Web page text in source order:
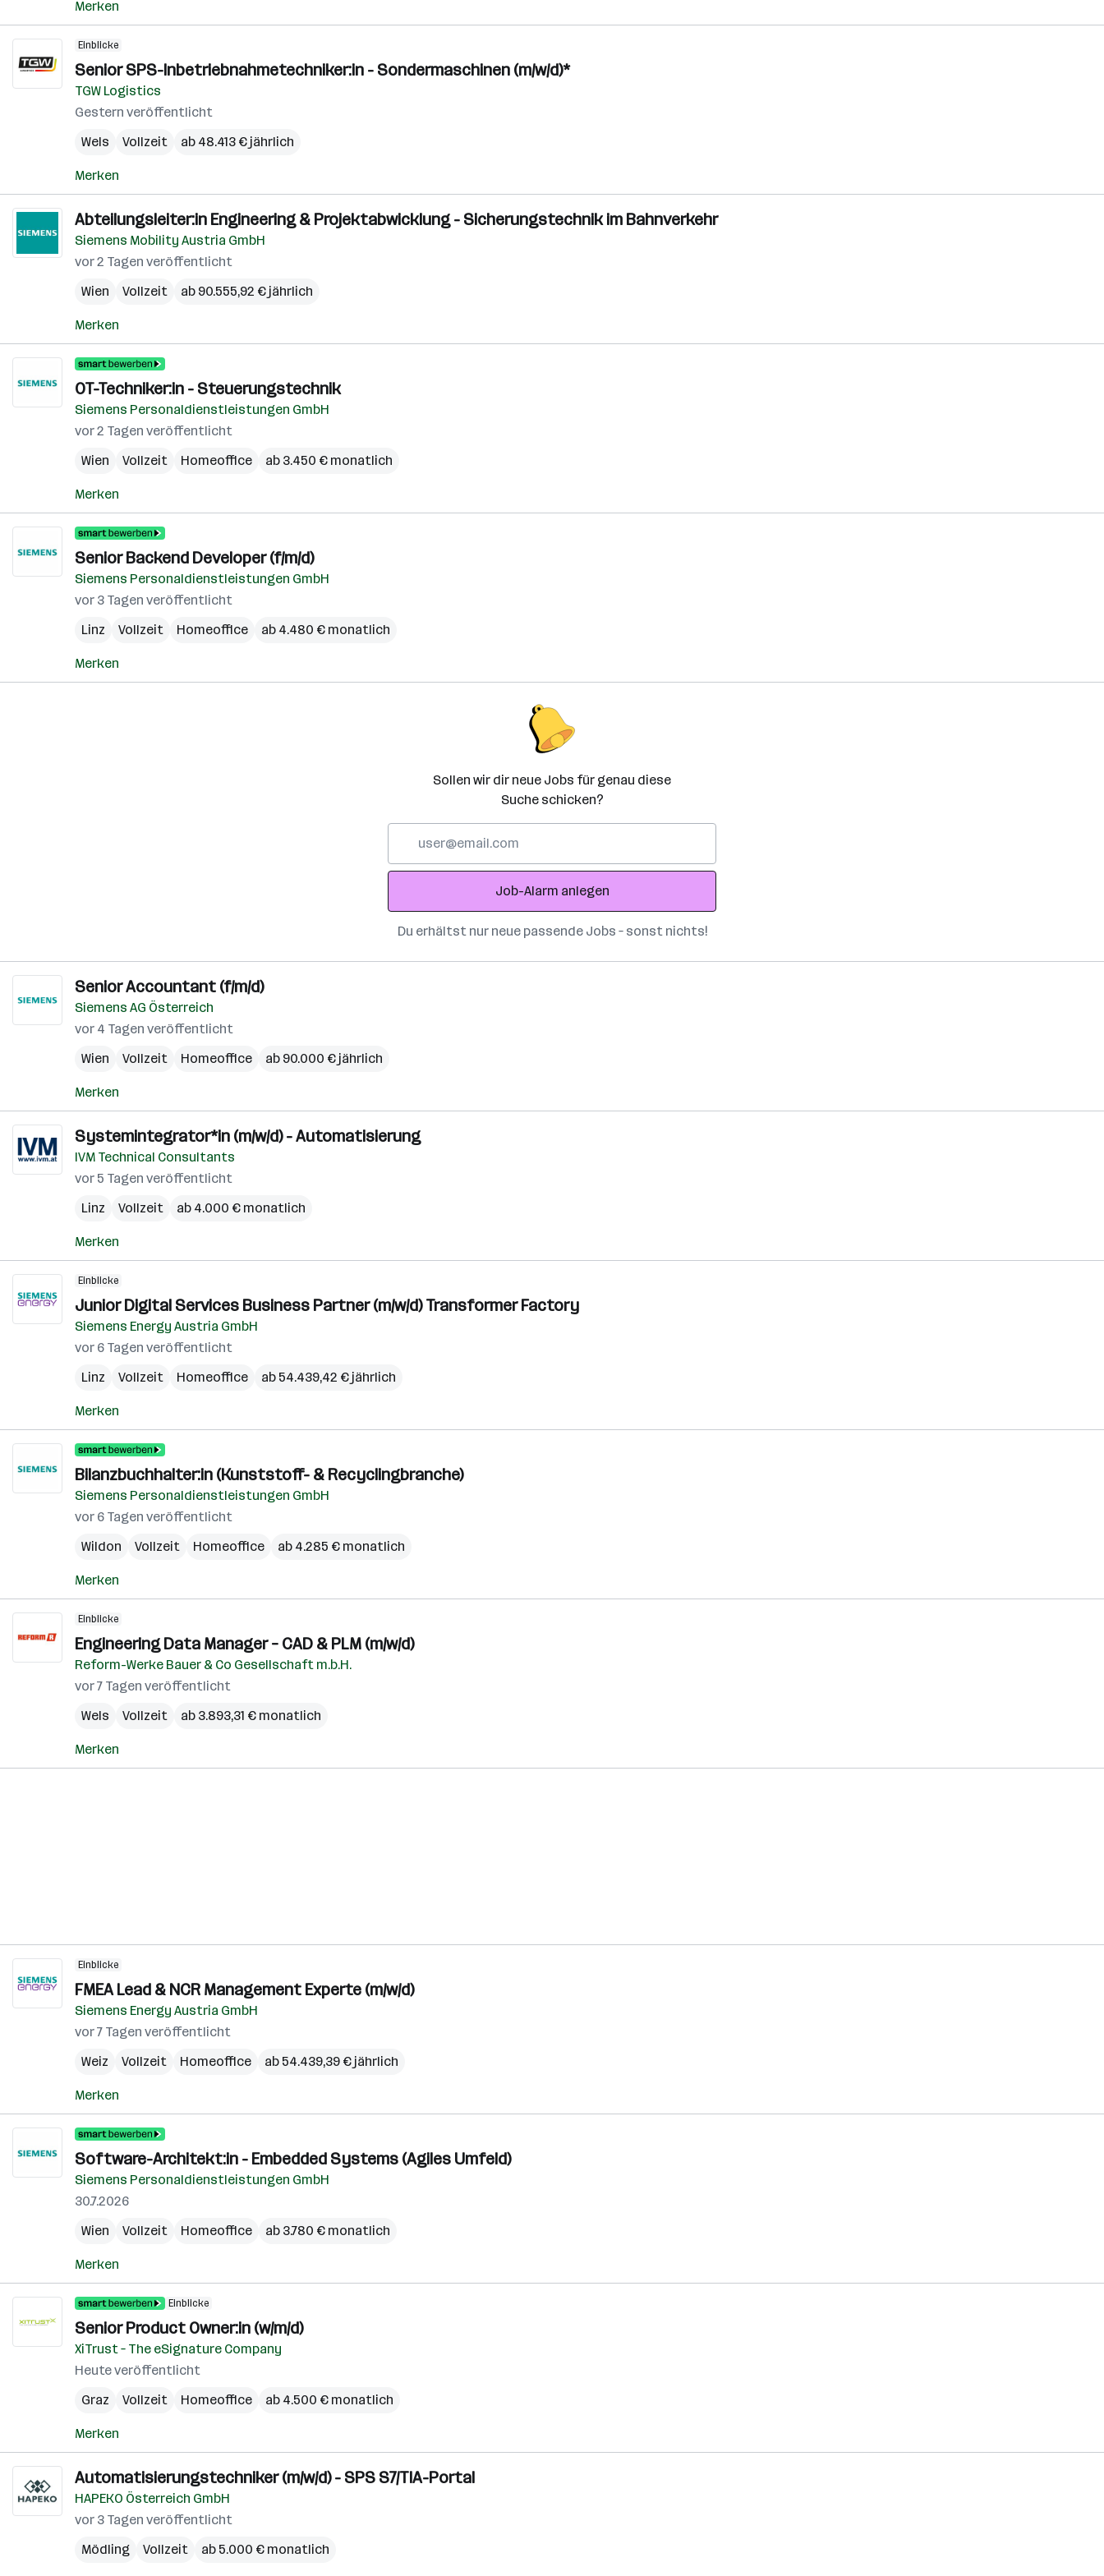
Merken
Einblicke
Senior SPS-Inbetriebnahmetechniker:in - Sondermaschinen (m/w/d)*
TGW Logistics
Gestern veröffentlicht
Wels
Vollzeit ab 48.413 € jährlich
Merken
Abteilungsleiter:in Engineering & Projektabwicklung - Sicherungstechnik im Bahnverkehr
Siemens Mobility Austria GmbH
vor 2 Tagen veröffentlicht
Wien
Vollzeit ab 90.555,92 € jährlich
Merken
OT-Techniker:in - Steuerungstechnik
Siemens Personaldienstleistungen GmbH
vor 2 Tagen veröffentlicht
Wien
Vollzeit Homeoffice ab 3.450 € monatlich
Merken
Senior Backend Developer (f/m/d)
Siemens Personaldienstleistungen GmbH
vor 3 Tagen veröffentlicht
Linz
Vollzeit Homeoffice ab 4.480 € monatlich
Merken
Sollen wir dir neue Jobs für genau diese
Suche schicken?
Adresse
Job-Alarm anlegen
Du erhältst nur neue passende Jobs – sonst nichts!
Senior Accountant (f/m/d)
Siemens AG Österreich
vor 4 Tagen veröffentlicht
Wien
Vollzeit Homeoffice ab 90.000 € jährlich
Merken
Systemintegrator*in (m/w/d) - Automatisierung
IVM Technical Consultants
vor 5 Tagen veröffentlicht
Linz
Vollzeit ab 4.000 € monatlich
Merken
Einblicke
Junior Digital Services Business Partner (m/w/d) Transformer Factory
Siemens Energy Austria GmbH
vor 6 Tagen veröffentlicht
Linz
Vollzeit Homeoffice ab 54.439,42 € jährlich
Merken
Bilanzbuchhalter:in (Kunststoff- & Recyclingbranche)
Siemens Personaldienstleistungen GmbH
vor 6 Tagen veröffentlicht
Wildon
Vollzeit Homeoffice ab 4.285 € monatlich
Merken
Einblicke
Engineering Data Manager – CAD & PLM (m/w/d)
Reform-Werke Bauer & Co Gesellschaft m.b.H.
vor 7 Tagen veröffentlicht
Wels
Vollzeit ab 3.893,31 € monatlich
Merken
Einblicke
FMEA Lead & NCR Management Experte (m/w/d)
Siemens Energy Austria GmbH
vor 7 Tagen veröffentlicht
Weiz
Vollzeit Homeoffice ab 54.439,39 € jährlich
Merken
Software-Architekt:in - Embedded Systems (Agiles Umfeld)
Siemens Personaldienstleistungen GmbH
30.7.2026
Wien
Vollzeit Homeoffice ab 3.780 € monatlich
Merken
Einblicke
Senior Product Owner:in (w/m/d)
XiTrust – The eSignature Company
Heute veröffentlicht
Graz
Vollzeit Homeoffice ab 4.500 € monatlich
Merken
Auto­ma­ti­sie­rungs­tech­niker (m/w/d) - SPS S7/TIA-Portal
HAPEKO Österreich GmbH
vor 3 Tagen veröffentlicht
Mödling
Vollzeit ab 5.000 € monatlich